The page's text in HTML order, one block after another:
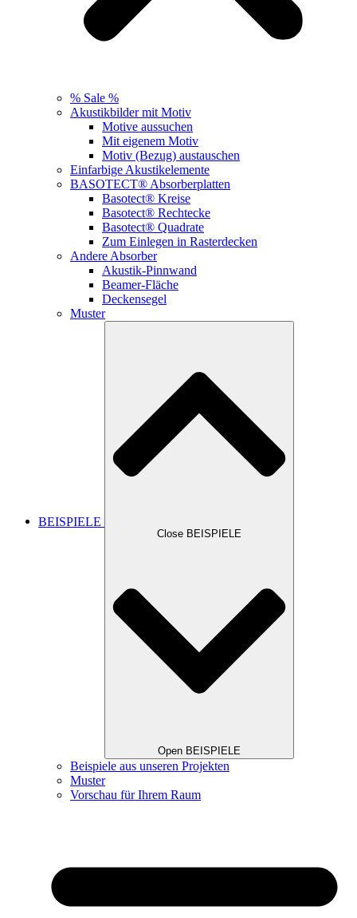
% Sale %
Akustikbilder mit Motiv
Motive aussuchen
Mit eigenem Motiv
Motiv (Bezug) austauschen
Einfarbige Akustikelemente
BASOTECT® Absorberplatten
Basotect® Kreise
Basotect® Rechtecke
Basotect® Quadrate
Zum Einlegen in Rasterdecken
Andere Absorber
Akustik-Pinnwand
Beamer-Fläche
Deckensegel
Muster
BEISPIELE
Close BEISPIELE
Open BEISPIELE
Beispiele aus unseren Projekten
Muster
Vorschau für Ihrem Raum